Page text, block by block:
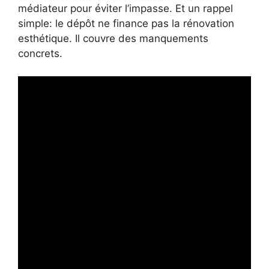
médiateur pour éviter l’impasse. Et un rappel
simple: le dépôt ne finance pas la rénovation
esthétique. Il couvre des manquements
concrets.